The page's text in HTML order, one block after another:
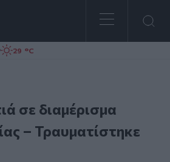
29 °C
σε διαμέρισμα
– Τραυματίστηκε